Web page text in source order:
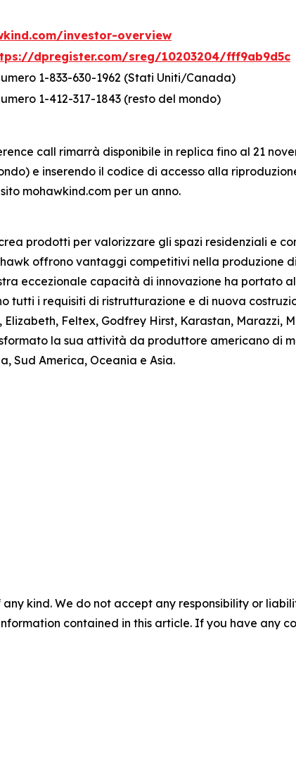
investor-overview
dpregister.com/sreg/10203204/fff9ab9d5c
1-833-630-1962 (Stati Uniti/Canada)
1-412-317-1843 (resto del mondo)
call rimarrà disponibile in replica fino al 21
e inserendo il codice di accesso alla
mohawkind.com per un anno.
prodotti per valorizzare gli spazi residenziali e
offrono vantaggi competitivi nella produzione
eccezionale capacità di innovazione ha portato
i requisiti di ristrutturazione e di nuova
Feltex, Godfrey Hirst, Karastan, Marazzi,
la sua attività da produttore americano di
Sud America, Oceania e Asia.
kind. We do not accept any responsibility or
contained in this article. If you have any